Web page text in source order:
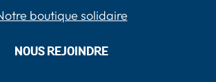
boutique solidaire
NOUS REJOINDRE